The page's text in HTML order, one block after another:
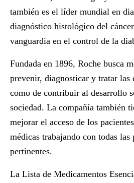
también es el líder mundial en
diagnóstico histológico del
vanguardia en el control de la
Fundada en 1896, Roche busca
prevenir, diagnosticar y tratar las
como de contribuir al desarrollo
sociedad. La compañía también
mejorar el acceso de los
médicas trabajando con todas las
pertinentes.
La Lista de Medicamentos